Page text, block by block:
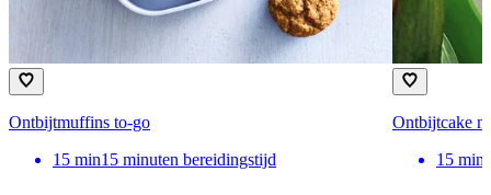
Ontbijtmuffins to-go
15 min15 minuten bereidingstijd
Ontbijtcake
15 min